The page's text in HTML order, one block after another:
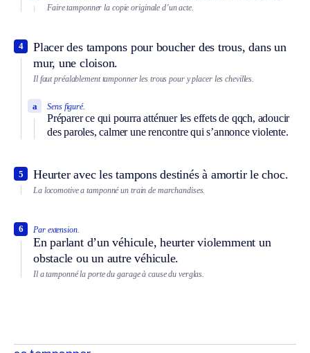
Faire tamponner la copie originale d’un acte.
Placer des tampons pour boucher des trous, dans un
mur, une cloison.
4
Il faut préalablement tamponner les trous pour y placer les chevilles.
Sens figuré.
Préparer ce qui pourra atténuer les effets de qqch, adoucir
des paroles, calmer une rencontre qui s’annonce violente.
a
Heurter avec les tampons destinés à amortir le choc.
5
La locomotive a tamponné un train de marchandises.
Par extension.
En parlant d’un véhicule, heurter violemment un
obstacle ou un autre véhicule.
6
Il a tamponné la porte du garage à cause du verglas.